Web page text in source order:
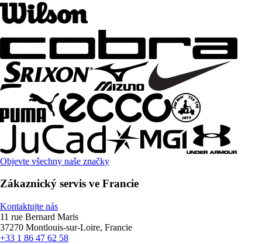
Objevte všechny naše značky
Zákaznický servis ve Francie
Kontaktujte nás
11 rue Bernard Maris
37270 Montlouis-sur-Loire, Francie
+33 1 86 47 62 58